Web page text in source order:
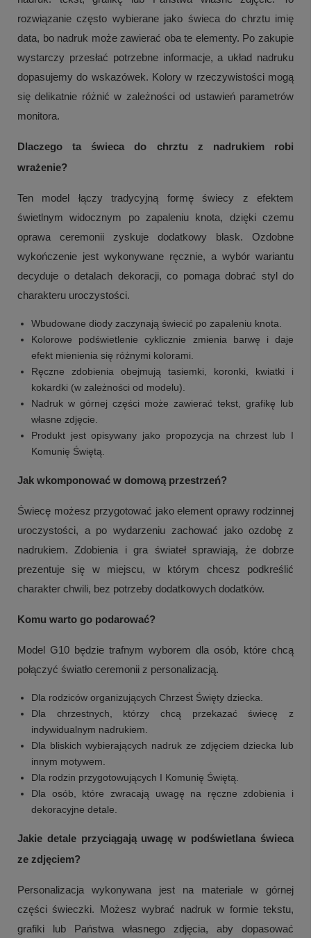
+1
Zobacz więcej
rozwiązanie często wybierane jako świeca do chrztu imię
data, bo nadruk może zawierać oba te elementy. Po zakupie
wystarczy przesłać potrzebne informacje, a układ nadruku
dopasujemy do wskazówek. Kolory w rzeczywistości mogą
się delikatnie różnić w zależności od ustawień parametrów
monitora.
Dlaczego ta świeca do chrztu z nadrukiem robi
wrażenie?
Ten model łączy tradycyjną formę świecy z efektem
świetlnym widocznym po zapaleniu knota, dzięki czemu
oprawa ceremonii zyskuje dodatkowy blask. Ozdobne
wykończenie jest wykonywane ręcznie, a wybór wariantu
decyduje o detalach dekoracji, co pomaga dobrać styl do
charakteru uroczystości.
Wbudowane diody zaczynają świecić po zapaleniu knota.
Kolorowe podświetlenie cyklicznie zmienia barwę i daje
efekt mienienia się różnymi kolorami.
Ręczne zdobienia obejmują tasiemki, koronki, kwiatki i
kokardki (w zależności od modelu).
Nadruk w górnej części może zawierać tekst, grafikę lub
własne zdjęcie.
Produkt jest opisywany jako propozycja na chrzest lub I
Komunię Świętą.
Jak wkomponować w domową przestrzeń?
Świecę możesz przygotować jako element oprawy rodzinnej
uroczystości, a po wydarzeniu zachować jako ozdobę z
nadrukiem. Zdobienia i gra świateł sprawiają, że dobrze
prezentuje się w miejscu, w którym chcesz podkreślić
charakter chwili, bez potrzeby dodatkowych dodatków.
Komu warto go podarować?
Model G10 będzie trafnym wyborem dla osób, które chcą
połączyć światło ceremonii z personalizacją.
Dla rodziców organizujących Chrzest Święty dziecka.
Dla chrzestnych, którzy chcą przekazać świecę z
indywidualnym nadrukiem.
Dla bliskich wybierających nadruk ze zdjęciem dziecka lub
innym motywem.
Dla rodzin przygotowujących I Komunię Świętą.
Dla osób, które zwracają uwagę na ręczne zdobienia i
dekoracyjne detale.
Jakie detale przyciągają uwagę w podświetlana świeca
ze zdjęciem?
Personalizacja wykonywana jest na materiale w górnej
części świeczki. Możesz wybrać nadruk w formie tekstu,
grafiki lub Państwa własnego zdjęcia, aby dopasować